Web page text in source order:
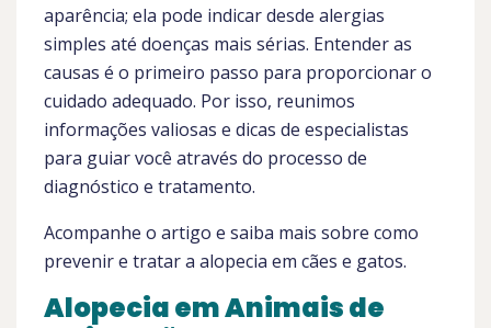
aparência; ela pode indicar desde alergias
simples até doenças mais sérias. Entender as
causas é o primeiro passo para proporcionar o
cuidado adequado. Por isso, reunimos
informações valiosas e dicas de especialistas
para guiar você através do processo de
diagnóstico e tratamento.
Acompanhe o artigo e saiba mais sobre como
prevenir e tratar a alopecia em cães e gatos.
Alopecia em Animais de